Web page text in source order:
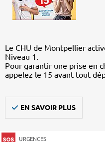
Le CHU de Montpellier
Niveau 1.
Pour garantir une prise en
appelez le 15 avant tout
EN SAVOIR PLUS
URGENCES